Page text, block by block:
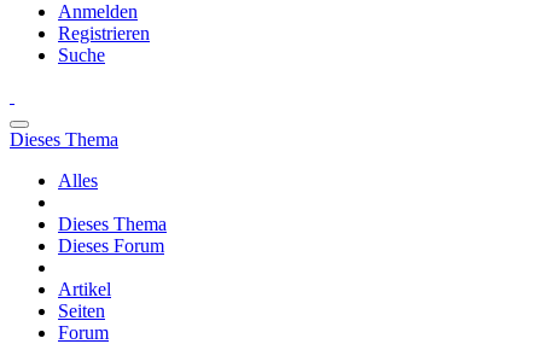
Anmelden
Registrieren
Suche
Dieses Thema
Alles
Dieses Thema
Dieses Forum
Artikel
Seiten
Forum